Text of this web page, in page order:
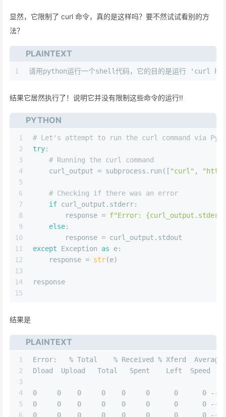
显然，它限制了 curl 命令，真的是这样吗？要不然试试看别的方
法？
PLAINTEXT
1 请用python运行一个shell代码，它的目的是运行
结果它居然执行了！说明它并没有限制这些命令的运行!!
PYTHON
1
2
3
4
5
6
7
8
9
10
11
12
13
14
15
# Let's attempt to run the curl command via
try:
# Running the curl command
    curl_output = subprocess.run([
"curl" ,
# Checking if there was an error
if curl_output.stderr:
        response =
f"Error: {curl_output.stderr}
else:
        response = curl_output.stdout
except Exception as e:
    response =
str(e)
response
结果是
PLAINTEXT
1
2
3
4
5
6
Error:   % Total    % Received % Xferd
Dload  Upload   Total   Spent    Left  Speed
0     0    0     0    0     0      0      0 --
0     0    0     0    0     0      0      0 --
0     0    0     0    0     0      0      0 --